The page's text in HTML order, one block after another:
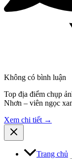
Không có bình luận
Top địa điểm chụp
Nhơn – viên ngọc
Xem chi tiết →
Trang chủ